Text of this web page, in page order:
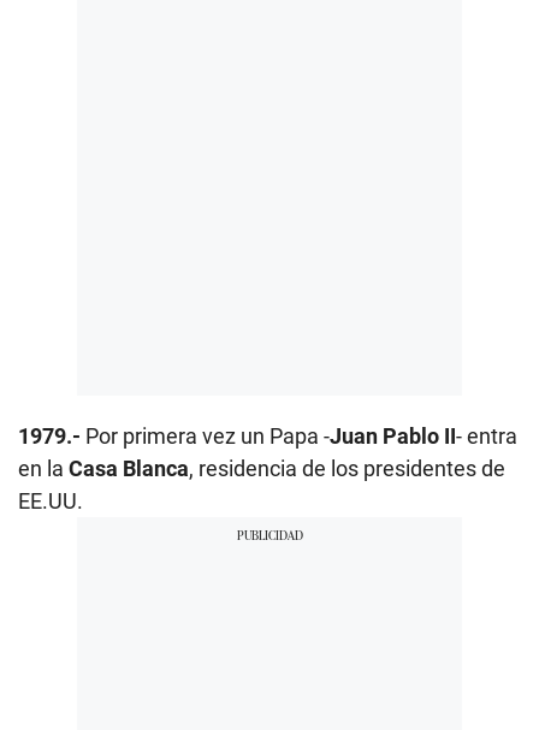
1979.- Por primera vez un Papa -Juan Pablo II- entra
en la Casa Blanca, residencia de los presidentes de
EE.UU.